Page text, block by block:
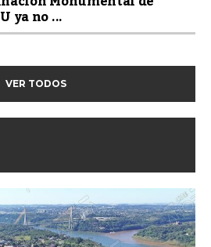
ya no ...
VER TODOS